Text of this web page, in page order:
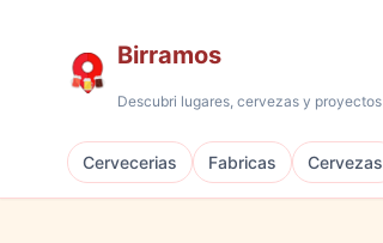
Birramos
Descubri lugares, cervezas y proyectos
Cervecerias Fabricas Cervezas